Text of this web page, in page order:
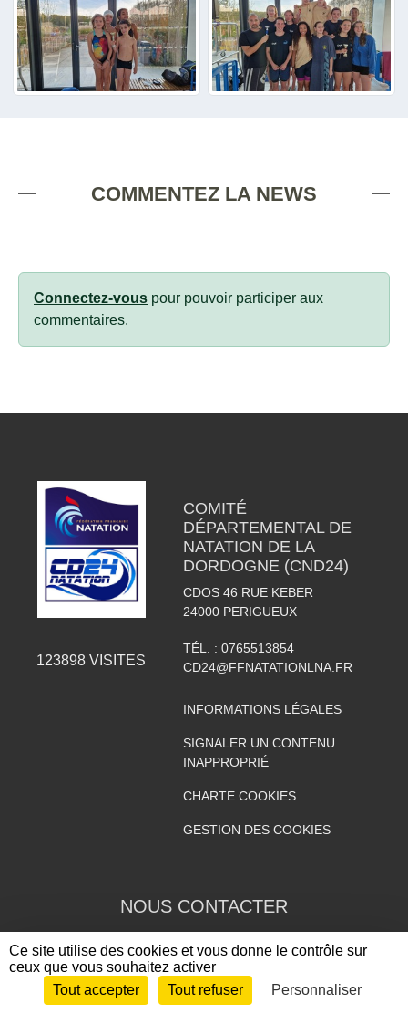
COMMENTEZ LA NEWS
Connectez-vous pour pouvoir participer aux
commentaires.
123898 VISITES
COMITÉ
DÉPARTEMENTAL DE
NATATION DE LA
DORDOGNE (CND24)
CDOS 46 RUE KEBER
24000 PERIGUEUX
TÉL. : 0765513854
CD24@FFNATATIONLNA.FR
INFORMATIONS LÉGALES
SIGNALER UN CONTENU
INAPPROPRIÉ
CHARTE COOKIES
GESTION DES COOKIES
NOUS CONTACTER
NOM * PRÉNOM*
Envie de participer ? CONNEXION
Ce site utilise des cookies et vous donne le contrôle sur
ceux que vous souhaitez activer
Tout accepter
Tout refuser Personnaliser